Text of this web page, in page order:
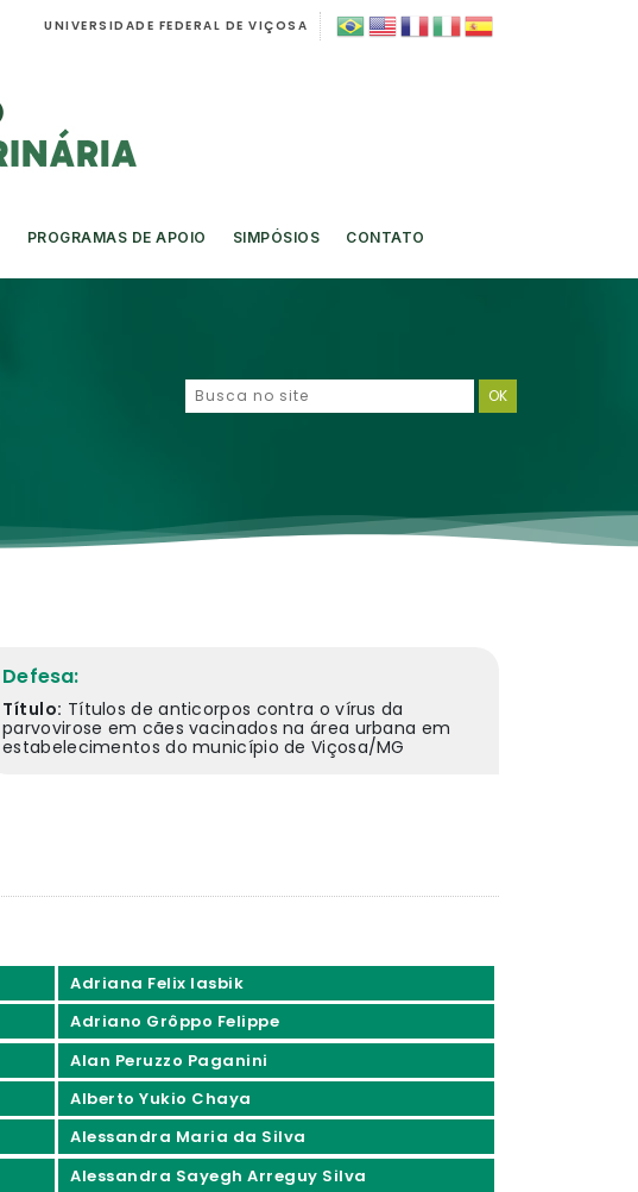
UNIVERSIDADE FEDERAL DE VIÇOSA
PROGRAMAS DE APOIO SIMPÓSIOS CONTATO
Defesa:
Título: Títulos de anticorpos contra o vírus da
parvovirose em cães vacinados na área urbana em
estabelecimentos do município de Viçosa/MG
Adriana Felix Iasbik
Adriano Grôppo Felippe
Alan Peruzzo Paganini
Alberto Yukio Chaya
Alessandra Maria da Silva
Alessandra Sayegh Arreguy Silva